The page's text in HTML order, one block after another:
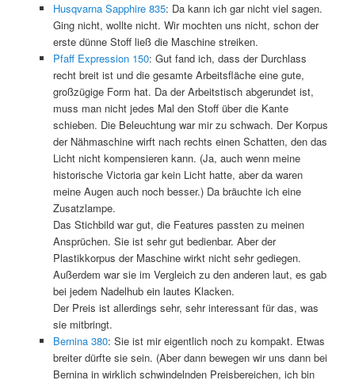
Husqvarna Sapphire 835: Da kann ich gar nicht viel sagen.
Ging nicht, wollte nicht. Wir mochten uns nicht, schon der
erste dünne Stoff ließ die Maschine streiken.
Pfaff Expression 150: Gut fand ich, dass der Durchlass
recht breit ist und die gesamte Arbeitsfläche eine gute,
großzügige Form hat. Da der Arbeitstisch abgerundet ist,
muss man nicht jedes Mal den Stoff über die Kante
schieben. Die Beleuchtung war mir zu schwach. Der Korpus
der Nähmaschine wirft nach rechts einen Schatten, den das
Licht nicht kompensieren kann. (Ja, auch wenn meine
historische Victoria gar kein Licht hatte, aber da waren
meine Augen auch noch besser.) Da bräuchte ich eine
Zusatzlampe.
Das Stichbild war gut, die Features passten zu meinen
Ansprüchen. Sie ist sehr gut bedienbar. Aber der
Plastikkorpus der Maschine wirkt nicht sehr gediegen.
Außerdem war sie im Vergleich zu den anderen laut, es gab
bei jedem Nadelhub ein lautes Klacken.
Der Preis ist allerdings sehr, sehr interessant für das, was
sie mitbringt.
Bernina 380: Sie ist mir eigentlich noch zu kompakt. Etwas
breiter dürfte sie sein. (Aber dann bewegen wir uns dann bei
Bernina in wirklich schwindelnden Preisbereichen, ich bin